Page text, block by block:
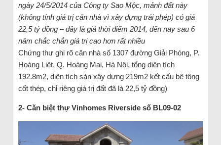
ngày 24/5/2014 của Công ty Sao Mộc, mảnh đất này
(không tính giá trị căn nhà vì xây dựng trái phép) có giá
22,5 tỷ đồng – đây là giá thời điểm 2014, đến nay sau 6
năm chắc chắn giá trị cao hơn rất nhiều
Chứng thư ghi rõ căn nhà số 1307 đường Giải Phóng, P.
Hoàng Liệt, Q. Hoàng Mai, Hà Nội, tổng diện tích
192.8m2, diện tích sàn xây dựng 219m2 kết cấu bê tông
cốt thép, chỉ riêng giá trị đất đã là 22,5 tỷ đồng)
2- Căn biệt thự Vinhomes Riverside số BL09-02